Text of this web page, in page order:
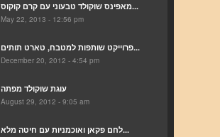
מאפינס שוקולד טבעוני עם קרם קוקוס...
May 22, 2013 - 12:56 pm
פרוייקט שותפות למטבח, טארט תותים...
December 20, 2012 - 4:54 pm
עוגת שוקולד מפתה
August 29, 2012 - 9:05 am
לחם פקאן ואוכמניות עם חיטה מלא...